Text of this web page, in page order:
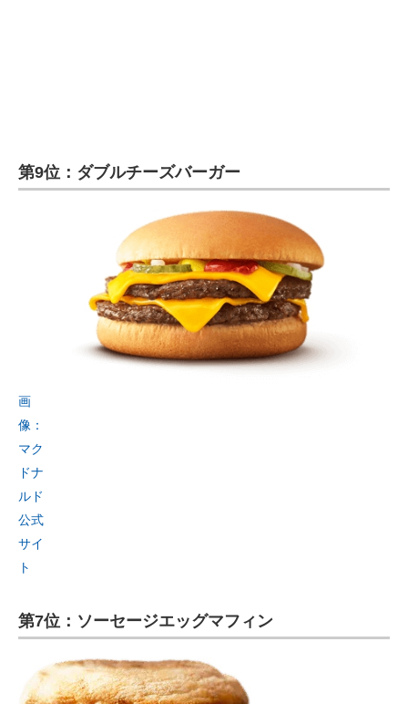
第9位：ダブルチーズバーガー
画
像：
マク
ドナ
ルド
公式
サイ
ト
第7位：ソーセージエッグマフィン